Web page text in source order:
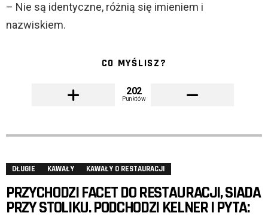
– Nie są identyczne, różnią się imieniem i
nazwiskiem.
CO MYŚLISZ?
202
Punktów
DŁUGIE KAWAŁY KAWAŁY O RESTAURACJI
PRZYCHODZI FACET DO RESTAURACJI, SIADA
PRZY STOLIKU. PODCHODZI KELNER I PYTA: